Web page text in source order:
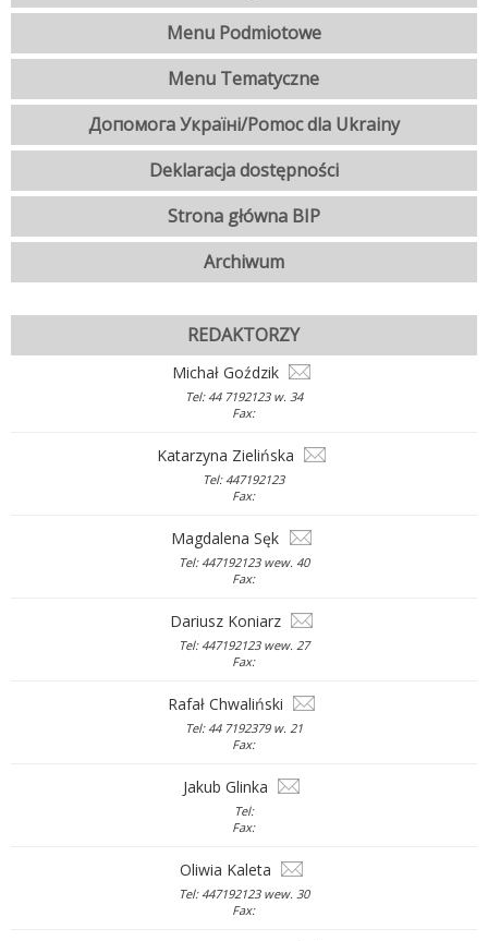
Menu Podmiotowe
Menu Tematyczne
Допомога Україні/Pomoc dla Ukrainy
Deklaracja dostępności
Strona główna BIP
Archiwum
REDAKTORZY
Michał Goździk
Tel: 44 7192123 w. 34
Fax:
Katarzyna Zielińska
Tel: 447192123
Fax:
Magdalena Sęk
Tel: 447192123 wew. 40
Fax:
Dariusz Koniarz
Tel: 447192123 wew. 27
Fax:
Rafał Chwaliński
Tel: 44 7192379 w. 21
Fax:
Jakub Glinka
Tel:
Fax:
Oliwia Kaleta
Tel: 447192123 wew. 30
Fax: